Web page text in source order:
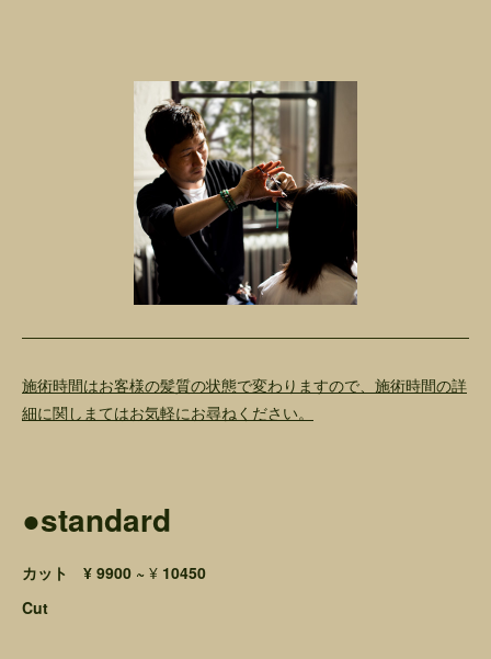
施術時間はお客様の髪質の状態で変わりますので、施術時間の詳
細に関しまてはお気軽にお尋ねください。
●standard
カット ¥ 9900 ~ ¥ 10450
Cut